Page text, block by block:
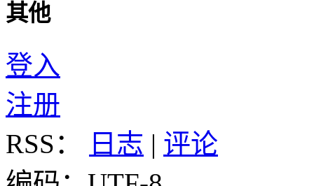
其他
登入
注册
RSS：
日志 | 评论